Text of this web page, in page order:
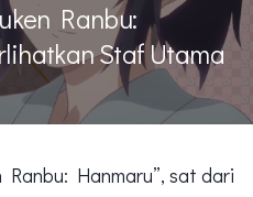
Ranbu:
Staf Utama
Ranbu: Hanmaru”, sat dari